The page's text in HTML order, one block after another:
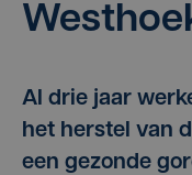
Al drie jaar
het herstel van
een gezonde